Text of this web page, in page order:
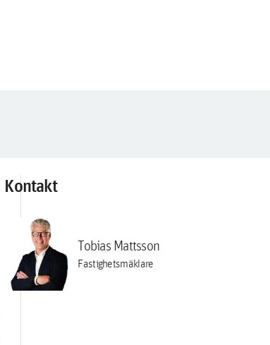
Kontakt
Tobias Mattsson
Fastighetsmäklare